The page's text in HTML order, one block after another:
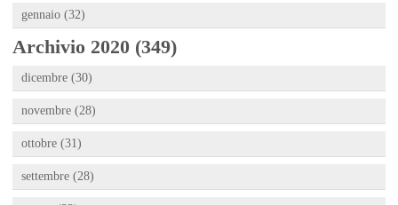
gennaio (32)
Archivio 2020 (349)
dicembre (30)
novembre (28)
ottobre (31)
settembre (28)